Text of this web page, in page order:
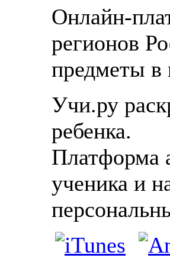
Онлайн-
регионов
предметы в
Учи.ру
ребенка.
Платформа
ученика и